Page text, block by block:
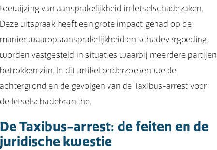
toewijzing van aansprakelijkheid in letselschadezaken.
Deze uitspraak heeft een grote impact gehad op de
manier waarop aansprakelijkheid en schadevergoeding
worden vastgesteld in situaties waarbij meerdere partijen
betrokken zijn. In dit artikel onderzoeken we de
achtergrond en de gevolgen van de Taxibus-arrest voor
de letselschadebranche.
De Taxibus-arrest: de feiten en de
juridische kwestie